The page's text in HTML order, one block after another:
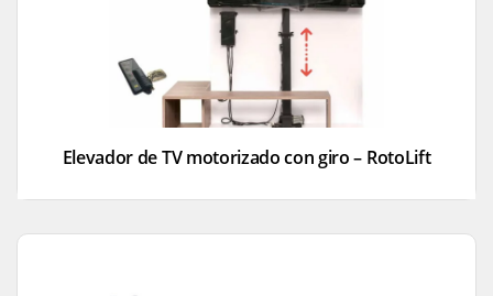
Elevador de TV motorizado con giro – RotoLift